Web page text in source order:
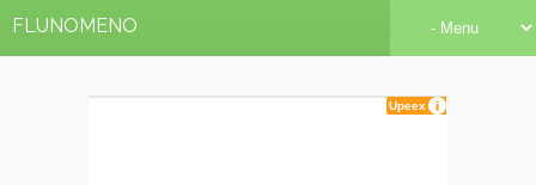
FLUNOMENO